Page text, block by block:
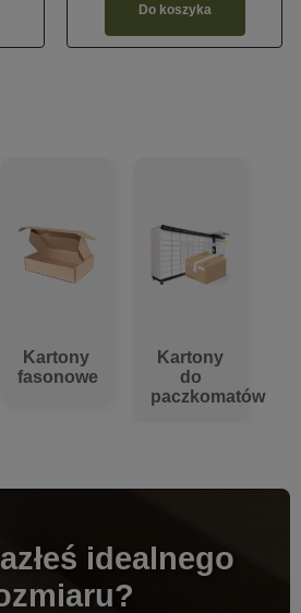
Do koszyka
Kartony
fasonowe
Kartony
do
paczkomatów
idealnego